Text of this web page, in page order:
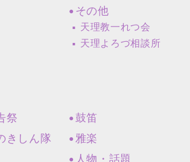
その他
天理教一れつ会
天理よろづ相談所
祭
きしん隊
鼓笛
雅楽
人物・話題